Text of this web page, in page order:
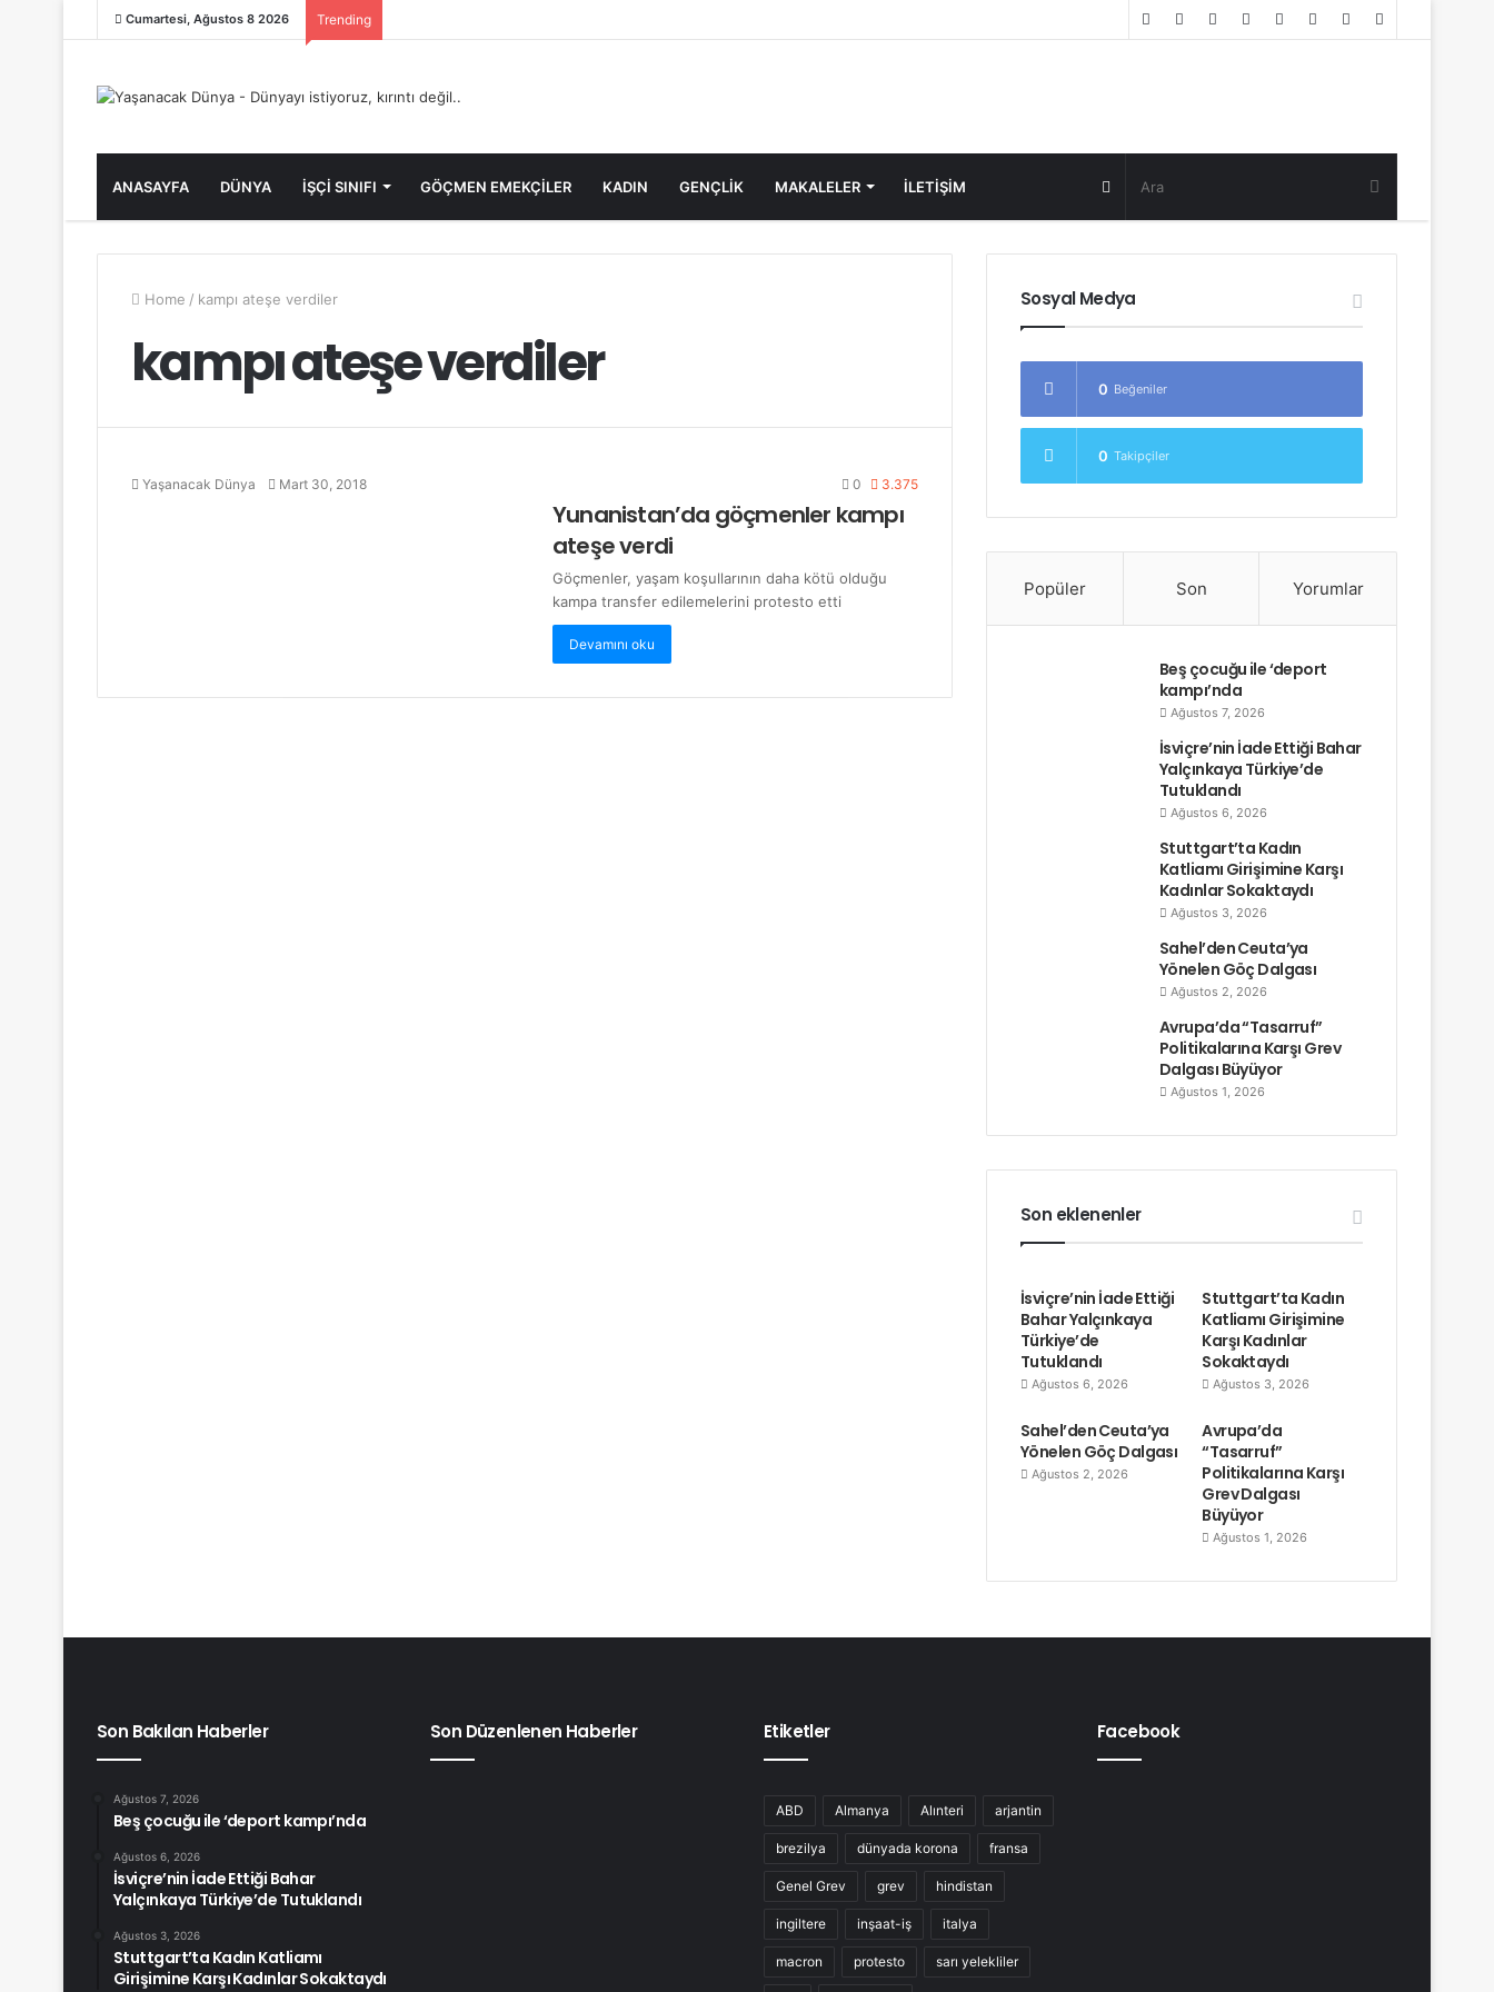
Cumartesi, Ağustos 8 2026 Trending Random
ANASAYFA DÜNYA İŞÇİ SINIFI GÖÇMEN EMEKÇİLER KADIN GENÇLİK MAKALELER ILETIŞIM Random
Post
Home / kampı ateşe verdiler
kampı ateşe verdiler
Yaşanacak Dünya Mart 30, 2018 0 3.375
Yunanistan’da göçmenler kampı
ateşe verdi
Göçmenler, yaşam koşullarının daha kötü olduğu
kampa transfer edilemelerini protesto etti
Devamını oku
Sosyal Medya
0 Beğeniler
0 Takipçiler
Popüler Son Yorumlar
Beş çocuğu ile ‘deport
kampı’nda
Ağustos 7, 2026
İsviçre’nin İade Ettiği Bahar
Yalçınkaya Türkiye’de
Tutuklandı
Ağustos 6, 2026
Stuttgart’ta Kadın
Katliamı Girişimine Karşı
Kadınlar Sokaktaydı
Ağustos 3, 2026
Sahel’den Ceuta’ya
Yönelen Göç Dalgası
Ağustos 2, 2026
Avrupa’da “Tasarruf”
Politikalarına Karşı Grev
Dalgası Büyüyor
Ağustos 1, 2026
Son eklenenler
İsviçre’nin İade Ettiği
Bahar Yalçınkaya
Türkiye’de
Tutuklandı
Ağustos 6, 2026
Stuttgart’ta Kadın
Katliamı Girişimine
Karşı Kadınlar
Sokaktaydı
Ağustos 3, 2026
Sahel’den Ceuta’ya
Yönelen Göç Dalgası
Ağustos 2, 2026
Avrupa’da
“Tasarruf”
Politikalarına Karşı
Grev Dalgası
Büyüyor
Ağustos 1, 2026
Son Bakılan Haberler
Ağustos 7, 2026
Beş çocuğu ile ‘deport kampı’nda
Ağustos 6, 2026
İsviçre’nin İade Ettiği Bahar
Yalçınkaya Türkiye’de Tutuklandı
Ağustos 3, 2026
Stuttgart’ta Kadın Katliamı
Girişimine Karşı Kadınlar Sokaktaydı
Son Düzenlenen Haberler Etiketler
ABD Almanya Alınteri arjantin
brezilya dünyada korona fransa
Genel Grev grev hindistan
ingiltere inşaat-iş italya
macron protesto sarı yelekliler
Facebook